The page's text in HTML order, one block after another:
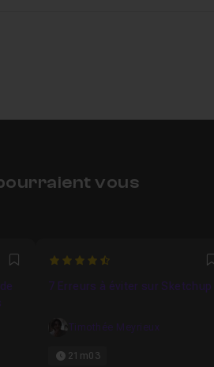
vous
Favori4.75
7 Erreurs à éviter sur Sketchup
Timothée Meyrieux
21m03